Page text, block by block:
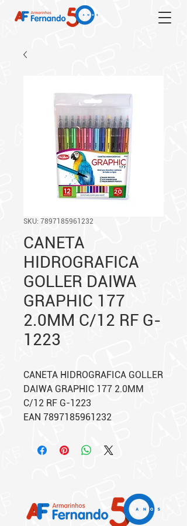
SKU: 7897185961232
CANETA
HIDROGRAFICA
GOLLER DAIWA
GRAPHIC 177
2.0MM C/12 RF G-
1223
CANETA HIDROGRAFICA GOLLER
DAIWA GRAPHIC 177 2.0MM
C/12 RF G-1223
EAN 7897185961232